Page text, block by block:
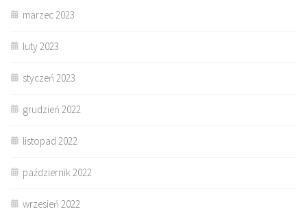
marzec 2023
luty 2023
styczeń 2023
grudzień 2022
listopad 2022
październik 2022
wrzesień 2022